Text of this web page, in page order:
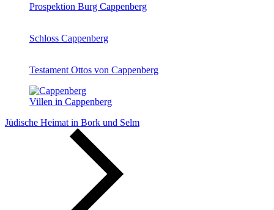
Prospektion Burg Cappenberg
Schloss Cappenberg
Testament Ottos von Cappenberg
Villen in Cappenberg
Jüdische Heimat in Bork und Selm